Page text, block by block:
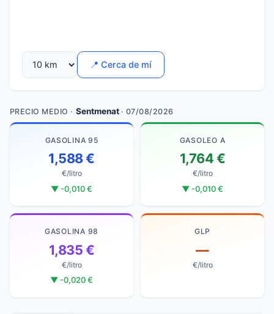
📍 Cerca de mí
PRECIO MEDIO · Sentmenat· 07/08/2026
GASOLINA 95
1,588 €
€/litro
▼ -0,010 €
GASOLEO A
1,764 €
€/litro
▼ -0,010 €
GASOLINA 98
1,835 €
€/litro
▼ -0,020 €
GLP
—
€/litro